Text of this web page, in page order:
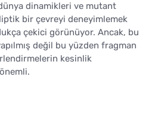
dinamikleri ve mutant
bir çevreyi deneyimlemek
çekici görünüyor. Ancak, bu
değil bu yüzden fragman
kesinlik